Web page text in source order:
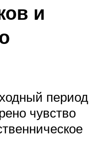
и
период
чувство